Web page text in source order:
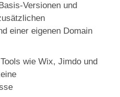
Versionen und
einer eigenen Domain
wie Wix, Jimdo und